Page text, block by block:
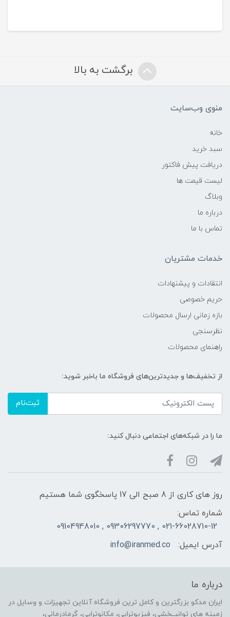
برگشت به بالا
منوی وب‌سایت
خانه
سبد خرید
دریافت پیش فاکتور
لیست قیمت ها
وبلاگ
درباره ما
تماس با ما
خدمات مشتریان
انتقادات و پیشنهادات
حریم خصوصی
بازه زمانی ارسال محصولات
نظرسنجی
راهنمای محصولات
از تخفیف‌ها و جدیدترین‌های فروشگاه ما باخبر شوید:
ثبت‌نام
ما را در شبکه‌های اجتماعی دنبال کنید:
روز های کاری از 8 صبح الی 17 پاسخگوی شما هستیم
شماره تماس:
021-66028710-12 , 09306297770 , 09104948010
آدرس ایمیل:
info@iranmed.co
درباره ما
ایران مدکو بزرگترین و کامل ترین فروشگاه آنلاین تجهیزات و وسایل در
زمینه های توانبــخشی، فیزیوتراپی، مکانوتراپی، گرمادرمانی،